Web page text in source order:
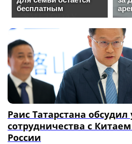
Раис Татарстана
сотрудничества с
России